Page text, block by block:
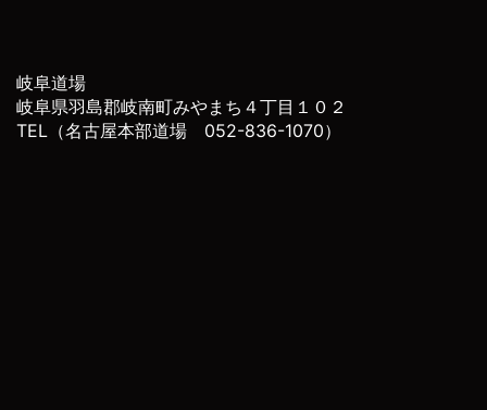
岐阜道場
岐阜県羽島郡岐南町みやまち４丁目１０２
TEL（名古屋本部道場 052-836-1070）